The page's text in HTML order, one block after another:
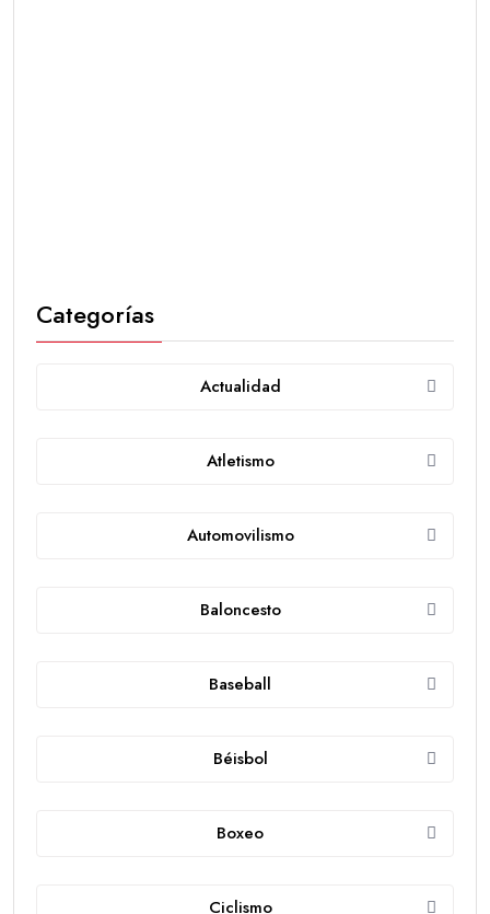
Categorías
Actualidad
Atletismo
Automovilismo
Baloncesto
Baseball
Béisbol
Boxeo
Ciclismo